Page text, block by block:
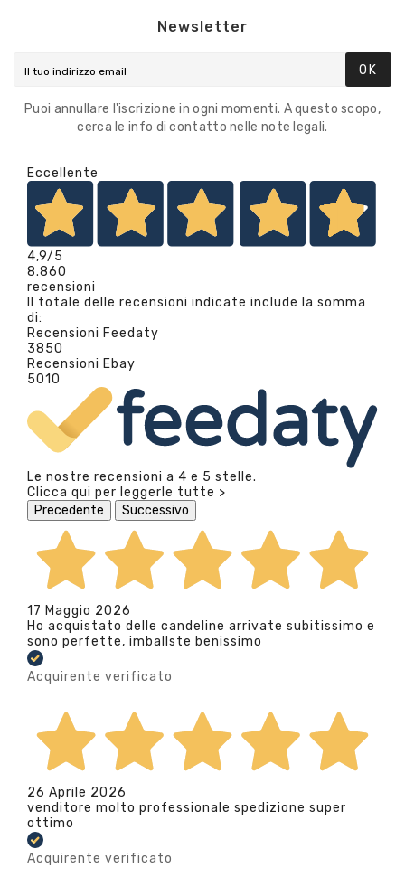
Newsletter
OK
Puoi annullare l'iscrizione in ogni momenti. A questo scopo,
cerca le info di contatto nelle note legali.
Eccellente
4,9/5
8.860
recensioni
Il totale delle recensioni indicate include la somma
di:
Recensioni Feedaty
3850
Recensioni Ebay
5010
Le nostre recensioni a 4 e 5 stelle.
Clicca qui per leggerle tutte >
Precedente
Successivo
17 Maggio 2026
Ho acquistato delle candeline arrivate subitissimo e
sono perfette, imballste benissimo
Acquirente verificato
26 Aprile 2026
venditore molto professionale spedizione super
ottimo
Acquirente verificato